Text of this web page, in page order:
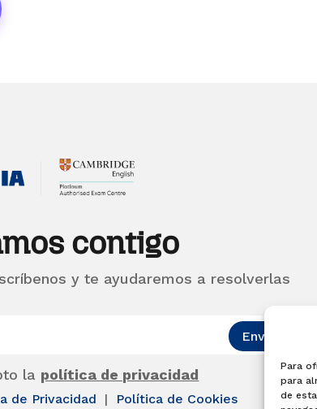
Para
para
de
contigo
y te ayudaremos a resolverlas
la política de privacidad
Enviar
de Privacidad | Política de Cookies